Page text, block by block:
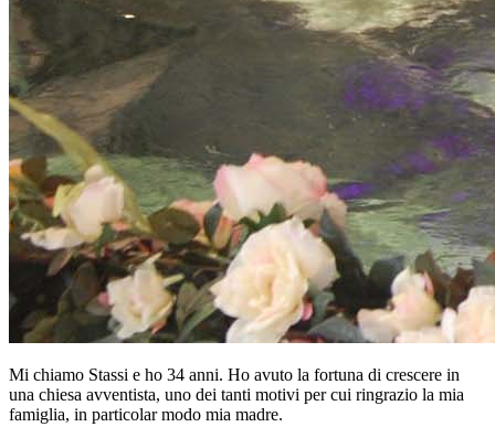
Mi chiamo Stassi e ho 34 anni. Ho avuto la fortuna di crescere in
una chiesa avventista, uno dei tanti motivi per cui ringrazio la mia
famiglia, in particolar modo mia madre.